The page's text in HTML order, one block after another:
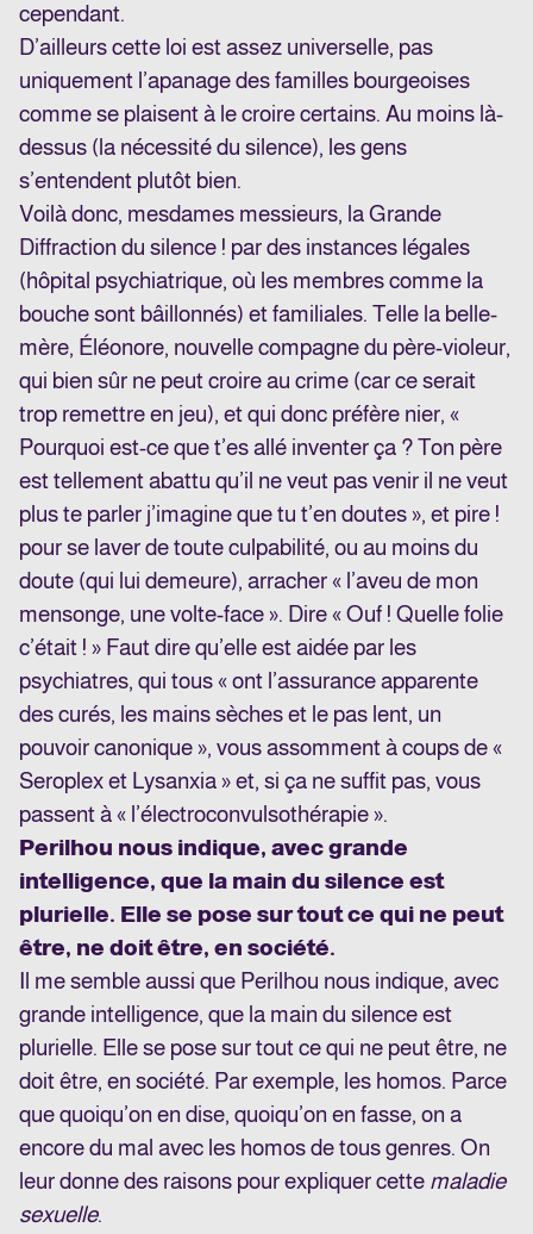
cependant.
D’ailleurs cette loi est assez universelle, pas
uniquement l’apanage des familles bourgeoises
comme se plaisent à le croire certains. Au moins là-
dessus (la nécessité du silence), les gens
s’entendent plutôt bien.
Voilà donc, mesdames messieurs, la Grande
Diffraction du silence ! par des instances légales
(hôpital psychiatrique, où les membres comme la
bouche sont bâillonnés) et familiales. Telle la belle-
mère, Éléonore, nouvelle compagne du père-violeur,
qui bien sûr ne peut croire au crime (car ce serait
trop remettre en jeu), et qui donc préfère nier, «
Pourquoi est-ce que t’es allé inventer ça ? Ton père
est tellement abattu qu’il ne veut pas venir il ne veut
plus te parler j’imagine que tu t’en doutes », et pire !
pour se laver de toute culpabilité, ou au moins du
doute (qui lui demeure), arracher « l’aveu de mon
mensonge, une volte-face ». Dire « Ouf ! Quelle folie
c’était ! » Faut dire qu’elle est aidée par les
psychiatres, qui tous « ont l’assurance apparente
des curés, les mains sèches et le pas lent, un
pouvoir canonique », vous assomment à coups de «
Seroplex et Lysanxia » et, si ça ne suffit pas, vous
passent à « l’électroconvulsothérapie ».
Perilhou nous indique, avec grande
intelligence, que la main du silence est
plurielle. Elle se pose sur tout ce qui ne peut
être, ne doit être, en société.
Il me semble aussi que Perilhou nous indique, avec
grande intelligence, que la main du silence est
plurielle. Elle se pose sur tout ce qui ne peut être, ne
doit être, en société. Par exemple, les homos. Parce
que quoiqu’on en dise, quoiqu’on en fasse, on a
encore du mal avec les homos de tous genres. On
leur donne des raisons pour expliquer cette maladie
sexuelle.